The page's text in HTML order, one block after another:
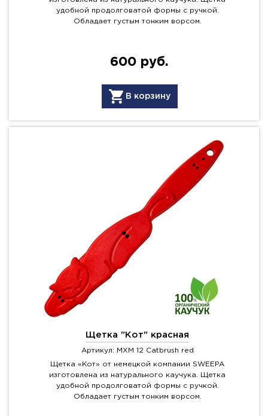
удобной продолговатой формы с ручкой.
Обладает густым тонким ворсом.
600 руб.
В корзину
Щетка "Кот" красная
Артикул: MXM 12 Catbrush red
Щетка «Кот» от немецкой компании SWEEPA
изготовлена из натурального каучука. Щетка
удобной продолговатой формы с ручкой.
Обладает густым тонким ворсом.